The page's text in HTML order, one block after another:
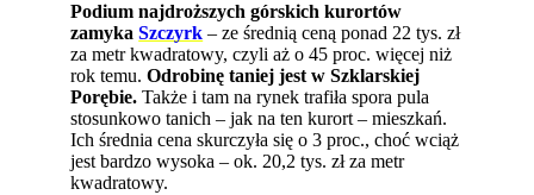
Podium najdroższych górskich kurortów
zamykaSzczyrk – ze średnią ceną ponad 22 tys. zł
za metr kwadratowy, czyli aż o 45 proc. więcej niż
rok temu.Odrobinę taniej jest w Szklarskiej
Porębie. Także i tam na rynek trafiła spora pula
stosunkowo tanich – jak na ten kurort – mieszkań.
Ich średnia cena skurczyła się o 3 proc., choć wciąż
jest bardzo wysoka – ok. 20,2 tys. zł za metr
kwadratowy.